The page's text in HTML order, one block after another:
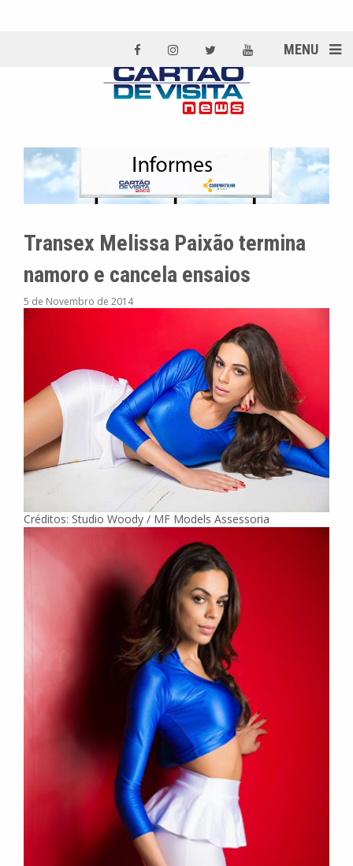
MENU
Transex Melissa Paixão termina
namoro e cancela ensaios
5 de Novembro de 2014
Créditos: Studio Woody / MF Models Assessoria